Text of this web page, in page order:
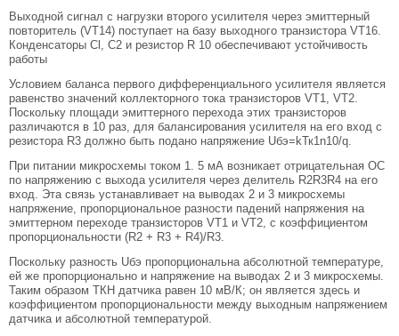
Выходной сигнал с нагрузки второго усилителя через эмиттерный
повторитель (VT14) поступает на базу выходного транзистора VT16.
Конденсаторы Cl, C2 и резистор R 10 обеспечивают устойчивость
работы
Условием баланса первого дифференциального усилителя является
равенство значений коллекторного тока транзисторов VT1, VT2.
Поскольку площади эмиттерного перехода этих транзисторов
различаются в 10 раз, для балансирования усилителя на его вход с
резистора R3 должно быть подано напряжение Uбэ=kТк1n10/q.
При питании микросхемы током 1. 5 мА возникает отрицательная ОС
по напряжению с выхода усилителя через делитель R2R3R4 на его
вход. Эта связь устанавливает на выводах 2 и 3 микросхемы
напряжение, пропорциональное разности падений напряжения на
эмиттерном переходе транзисторов VT1 и VT2, с коэффициентом
пропорциональности (R2 + R3 + R4)/R3.
Поскольку разность Uбэ пропорциональна абсолютной температуре,
ей же пропорционально и напряжение на выводах 2 и 3 микросхемы.
Таким образом ТКН датчика равен 10 мВ/К; он является здесь и
коэффициентом пропорциональности между выходным напряжением
датчика и абсолютной температурой.